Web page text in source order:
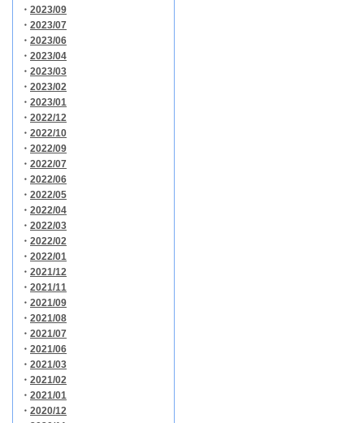
・ 2023/09
・ 2023/07
・ 2023/06
・ 2023/04
・ 2023/03
・ 2023/02
・ 2023/01
・ 2022/12
・ 2022/10
・ 2022/09
・ 2022/07
・ 2022/06
・ 2022/05
・ 2022/04
・ 2022/03
・ 2022/02
・ 2022/01
・ 2021/12
・ 2021/11
・ 2021/09
・ 2021/08
・ 2021/07
・ 2021/06
・ 2021/03
・ 2021/02
・ 2021/01
・ 2020/12